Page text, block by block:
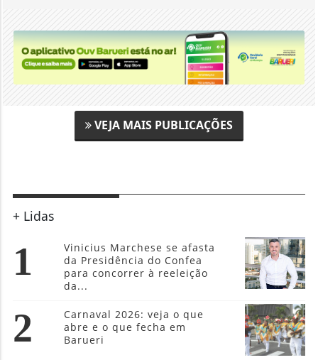
VEJA MAIS PUBLICAÇÕES
+ Lidas
1
Vinicius Marchese se afasta
da Presidência do Confea
para concorrer à reeleição
da...
2
Carnaval 2026: veja o que
abre e o que fecha em
Barueri